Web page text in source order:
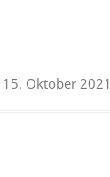
15. Oktober 2021